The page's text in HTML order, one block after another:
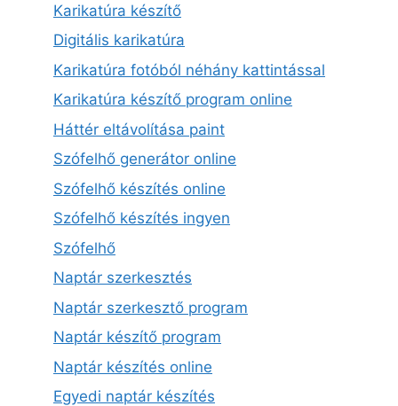
Karikatúra készítő
Digitális karikatúra
Karikatúra fotóból néhány kattintással
Karikatúra készítő program online
Háttér eltávolítása paint
Szófelhő generátor online
Szófelhő készítés online
Szófelhő készítés ingyen
Szófelhő
Naptár szerkesztés
Naptár szerkesztő program
Naptár készítő program
Naptár készítés online
Egyedi naptár készítés